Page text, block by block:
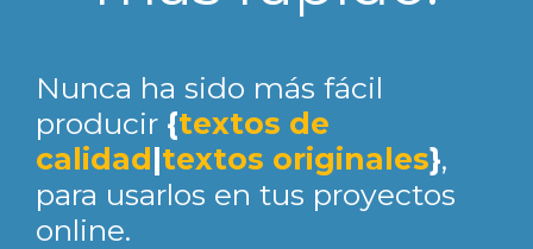
Nunca ha sido más fácil
producir {textos de
calidad|textos originales},
para usarlos en tus proyectos
online.